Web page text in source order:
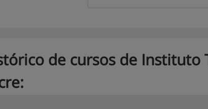
de cursos de Instituto